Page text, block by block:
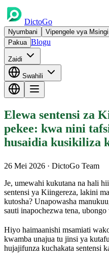
DictoGo
Nyumbani Vipengele vya Msingi
Pakua Blogu
Zaidi
Swahili
Elewa sentensi za
pekee: kwa nini
husaidia kusikiliza
26 Mei 2026 · DictoGo Team
Je, umewahi kukutana na hali
sentensi ya Kiingereza, lakini
kutosha? Unapowasha
sauti inapochezwa tena,
Hiyo haimaanishi msamiati
kwamba unajua tu jinsi ya
hujajifunza kuchakata sentensi